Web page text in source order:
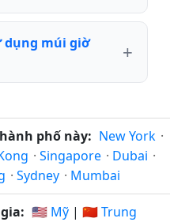
dụng múi giờ
phố này: New York ·
· Singapore · Dubai ·
· Sydney · Mumbai
🇺🇸 Mỹ | 🇨🇳 Trung